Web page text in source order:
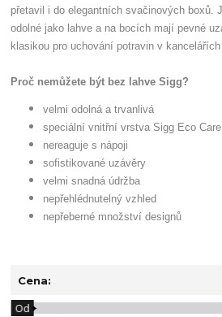
přetavil i do elegantních svačinových boxů.
odolné jako lahve a na bocích mají pevné
klasikou pro uchování potravin v kancelářích
Proč nemůžete být bez lahve Sigg?
velmi odolná a trvanlivá
speciální vnitřní vrstva Sigg Eco Care
nereaguje s nápoji
sofistikované uzávěry
velmi snadná údržba
nepřehlédnutelný vzhled
nepřeberné množství designů
Cena:
Od